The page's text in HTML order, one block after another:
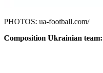
PHOTOS: ua-football.com/
Composition Ukrainian team: